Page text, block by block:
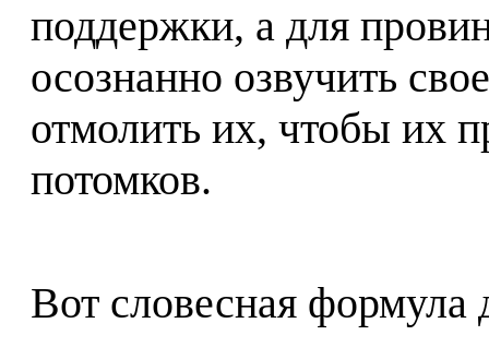
поддержки, а для
осознанно озвучить
отмолить их, чтобы их
потомков.
Вот словесная формула